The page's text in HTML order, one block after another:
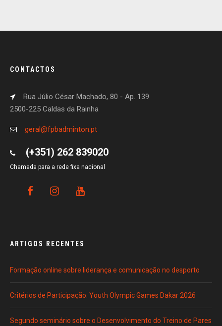
CONTACTOS
Rua Júlio César Machado, 80 - Ap. 139
2500-225 Caldas da Rainha
geral@fpbadminton.pt
(+351) 262 839020
Chamada para a rede fixa nacional
ARTIGOS RECENTES
Formação online sobre liderança e comunicação no desporto
Critérios de Participação: Youth Olympic Games Dakar 2026
Segundo seminário sobre o Desenvolvimento do Treino de Pares